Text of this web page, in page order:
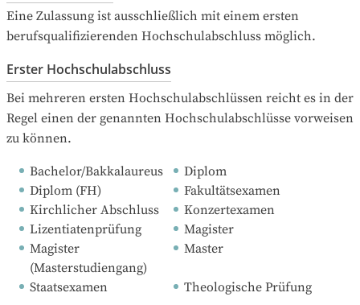
Eine Zulassung ist ausschließlich mit einem ersten
berufsqualifizierenden Hochschulabschluss möglich.
Erster Hochschulabschluss
Bei mehreren ersten Hochschulabschlüssen reicht es in der
Regel einen der genannten Hochschulabschlüsse vorweisen
zu können.
Bachelor/Bakkalaureus
Diplom
Diplom (FH)
Fakultätsexamen
Kirchlicher Abschluss
Konzertexamen
Lizentiatenprüfung
Magister
Magister
(Masterstudiengang)
Master
Staatsexamen Theologische Prüfung